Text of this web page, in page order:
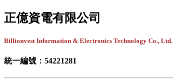
正億資電有限公司
Billionvest Information & Electronics Technology Co., Ltd.
統一編號：54221281